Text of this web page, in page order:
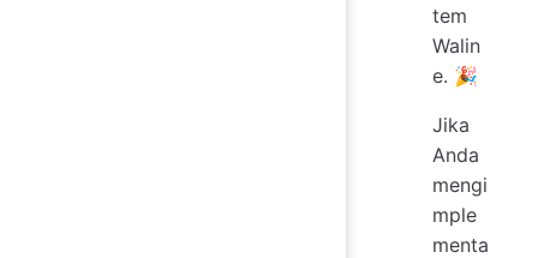
tem
Walin
e. 🎉
Jika
Anda
mengi
mple
menta